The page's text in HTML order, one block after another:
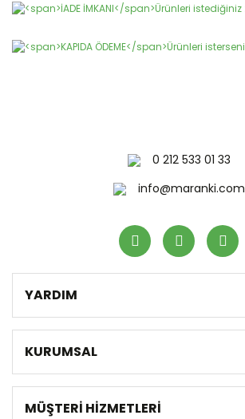
0 212 533 01 33
info@maranki.com
YARDIM
KURUMSAL
MÜŞTERİ HİZMETLERİ